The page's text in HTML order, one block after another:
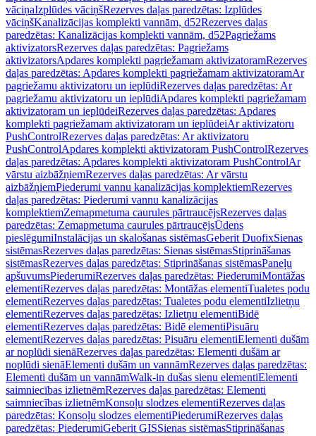
vāciņaIzplūdes vāciņšRezerves daļas paredzētas: Izplūdes
vāciņšKanalizācijas komplekti vannām, d52Rezerves daļas
paredzētas: Kanalizācijas komplekti vannām, d52Pagriežams
aktivizatorsRezerves daļas paredzētas: Pagriežams
aktivizatorsApdares komplekti pagriežamam aktivizatoramRezerves
daļas paredzētas: Apdares komplekti pagriežamam aktivizatoramAr
pagriežamu aktivizatoru un ieplūdiRezerves daļas paredzētas: Ar
pagriežamu aktivizatoru un ieplūdiApdares komplekti pagriežamam
aktivizatoram un ieplūdeiRezerves daļas paredzētas: Apdares
komplekti pagriežamam aktivizatoram un ieplūdeiAr aktivizatoru
PushControlRezerves daļas paredzētas: Ar aktivizatoru
PushControlApdares komplekti aktivizatoram PushControlRezerves
daļas paredzētas: Apdares komplekti aktivizatoram PushControlAr
vārstu aizbāžņiemRezerves daļas paredzētas: Ar vārstu
aizbāžņiemPiederumi vannu kanalizācijas komplektiemRezerves
daļas paredzētas: Piederumi vannu kanalizācijas
komplektiemZemapmetuma caurules pārtraucējsRezerves daļas
paredzētas: Zemapmetuma caurules pārtraucējsŪdens
pieslēgumiInstalācijas un skalošanas sistēmasGeberit DuofixSienas
sistēmasRezerves daļas paredzētas: Sienas sistēmasStiprināšanas
sistēmasRezerves daļas paredzētas: Stiprināšanas sistēmasPaneļu
apšuvumsPiederumiRezerves daļas paredzētas: PiederumiMontāžas
elementiRezerves daļas paredzētas: Montāžas elementiTualetes podu
elementiRezerves daļas paredzētas: Tualetes podu elementiIzlietņu
elementiRezerves daļas paredzētas: Izlietņu elementiBidē
elementiRezerves daļas paredzētas: Bidē elementiPisuāru
elementiRezerves daļas paredzētas: Pisuāru elementiElementi dušām
ar noplūdi sienāRezerves daļas paredzētas: Elementi dušām ar
noplūdi sienāElementi dušām un vannāmRezerves daļas paredzētas:
Elementi dušām un vannāmWalk-in dušas sienu elementiElementi
saimniecības izlietnēmRezerves daļas paredzētas: Elementi
saimniecības izlietnēmKonsoļu slodzes elementiRezerves daļas
paredzētas: Konsoļu slodzes elementiPiederumiRezerves daļas
paredzētas: PiederumiGeberit GISSienas sistēmasStiprināšanas